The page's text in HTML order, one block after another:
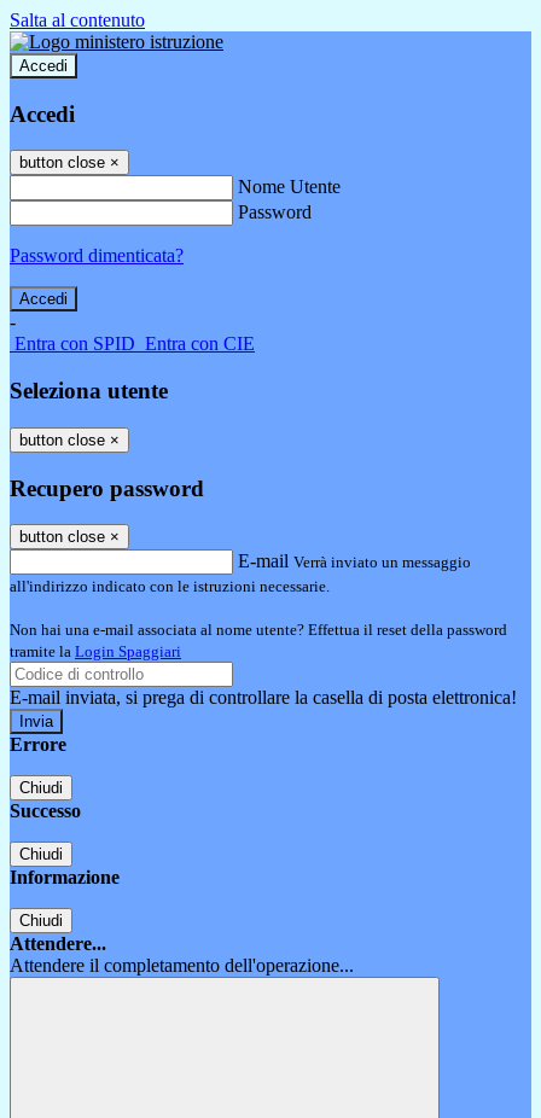
Salta al contenuto
Accedi
Accedi
button close ×
Nome Utente
Password
Password dimenticata?
-
Entra con SPID Entra con CIE
Seleziona utente
button close ×
Recupero password
button close ×
E-mail Verrà inviato un messaggio
all'indirizzo indicato con le istruzioni necessarie.
Non hai una e-mail associata al nome utente? Effettua il reset della password
tramite la Login Spaggiari
E-mail inviata, si prega di controllare la casella di posta elettronica!
Errore
Chiudi
Successo
Chiudi
Informazione
Chiudi
Attendere...
Attendere il completamento dell'operazione...